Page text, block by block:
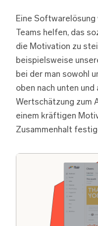
Eine
Teams helfen, das
die Motivation zu
beispielsweise
bei der man sowohl
oben nach unten und
Wertschätzung zum
einem kräftigen
Zusammenhalt